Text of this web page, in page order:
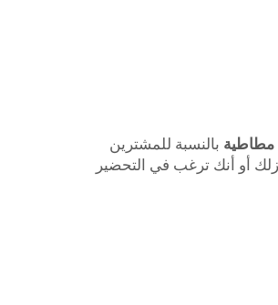
بالنسبة للمشترين
أو أنك ترغب في التحضير